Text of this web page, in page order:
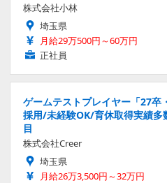
株式会社小林
埼玉県
月給29万500円～60万円
正社員
ゲームテストプレイヤー「27卒
採用/未経験OK/育休取得実績
目
株式会社Creer
埼玉県
月給26万3,500円～32万円